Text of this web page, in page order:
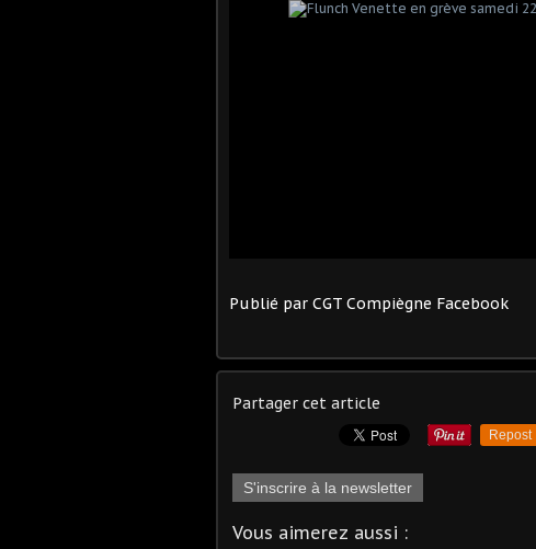
Publié par CGT Compiègne Facebook
Partager cet article
Repost
S'inscrire à la newsletter
Vous aimerez aussi :